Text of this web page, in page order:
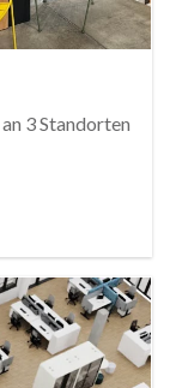
3 Standorten